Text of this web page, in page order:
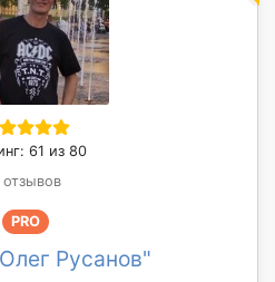
61 из 80
отзывов
PRO
Русанов"